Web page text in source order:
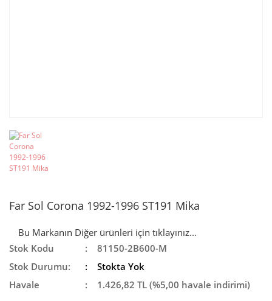
Far Sol Corona 1992-1996 ST191 Mika
Bu Markanın Diğer ürünleri için tıklayınız...
Stok Kodu
81150-2B600-M
Stok Durumu:
Stokta Yok
Havale
1.426,82 TL (%5,00 havale indirimi)